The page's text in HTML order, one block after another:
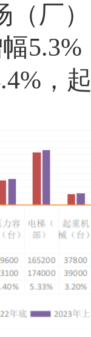
（厂
5.3%
.4% ，